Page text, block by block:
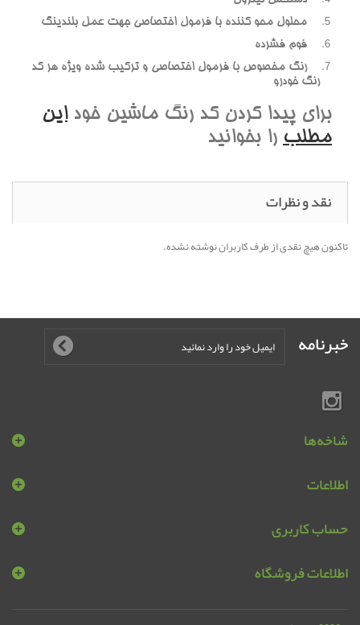
محلول محو کننده با فرمول اختصاصي جهت عمل بلندينگ
فوم فشرده
رنگ مخصوص با فرمول اختصاصي و ترکيب شده ويژه هر کد
رنگ خودرو
براي پيدا کردن کد رنگ ماشين خوداين
مطلب را بخوانيد
نقد و نظرات
تاکنون هیچ نقدی از طرف کاربران نوشته نشده.
خبرنامه
شاخه‌ها
اطلاعات
حساب کاربری
اطلاعات فروشگاه